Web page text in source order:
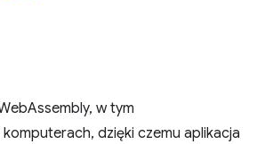
w tym
dzięki czemu aplikacja